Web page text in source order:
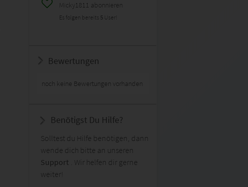
Micky1811 abonnieren
Es folgen bereits 5 User!
Bewertungen
noch keine Bewertungen vorhanden
Benötigst Du Hilfe?
Solltest du Hilfe benötigen, dann
wende dich bitte an unseren
Support . Wir helfen dir gerne
weiter!